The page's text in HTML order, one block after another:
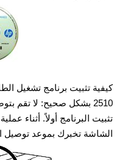
2510 بشكل صحيح: لا تقم
تثبيت البرنامج أولاً. أثناء
الشاشة تخبرك بموعد توصيل